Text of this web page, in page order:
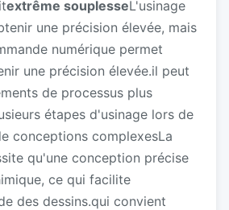
extrême souplesseL'usinage
une précision élevée, mais
numérique permet
une précision élevée.il peut
de processus plus
étapes d'usinage lors de
conceptions complexesLa
qu'une conception précise
ce qui facilite
des dessins.qui convient